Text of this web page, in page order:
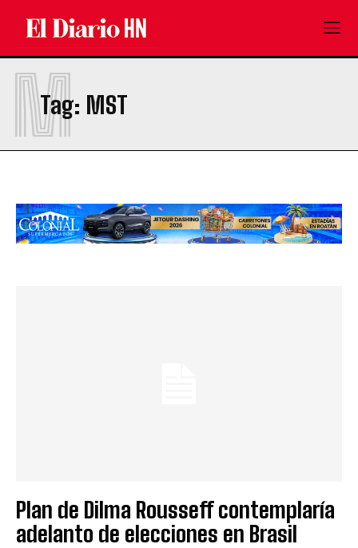
Tag: MST
M
Plan de Dilma Rousseff contemplaría
adelanto de elecciones en Brasil